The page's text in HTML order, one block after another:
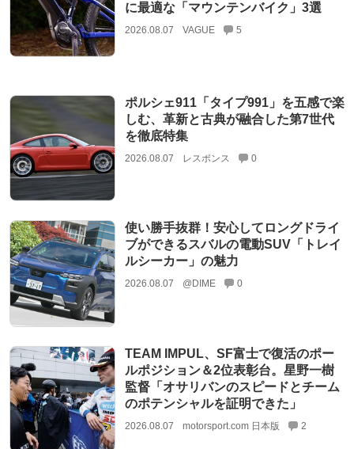
に最適な「マウンテンバイク」3選
2026.08.07 VAGUE 5
ポルシェ911「タイプ991」を五感で楽
しむ、革新と古典が融合した第7世代
を徹底特集
2026.08.07 レスポンス 0
使い勝手抜群！安心してロングドライ
ブができるスバルの電動SUV「トレイ
ルシーカー」の魅力
2026.08.07 @DIME 0
TEAM IMPUL、SF富士で復活のポー
ルポジション＆2位表彰台。星野一樹
監督「オサリバンのスピードとチーム
のポテンシャルを証明できた」
2026.08.07 motorsport.com 日本版 2